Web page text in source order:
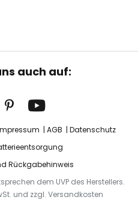
auch auf:
AGB
Datenschutz
Rückgabehinweis
dem UVP des Herstellers.
und zzgl. Versandkosten